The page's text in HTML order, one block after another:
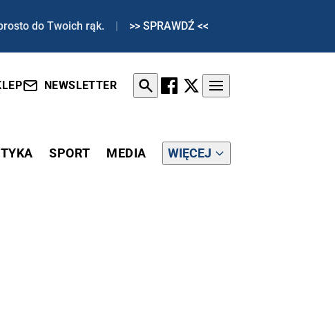
do Twoich rąk. | >> SPRAWDŹ <<
NEWSLETTER
SPORT MEDIA WIĘCEJ